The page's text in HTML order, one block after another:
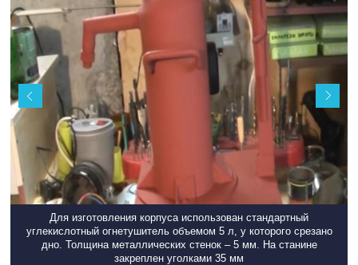
Для изготовления корпуса использован стандартный
углекислотный огнетушитель объемом 5 л, у которого срезано
дно. Толщина металлических стенок – 5 мм. На станине
закреплен уголками 35 мм